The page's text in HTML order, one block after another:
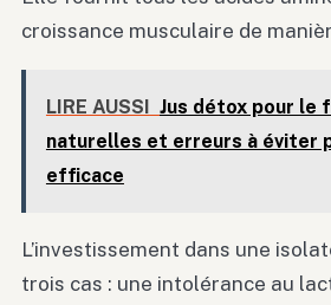
croissance musculaire de
LIRE AUSSI
Jus détox pour le
naturelles et erreurs à éviter
efficace
L’investissement dans une
trois cas : une intolérance au